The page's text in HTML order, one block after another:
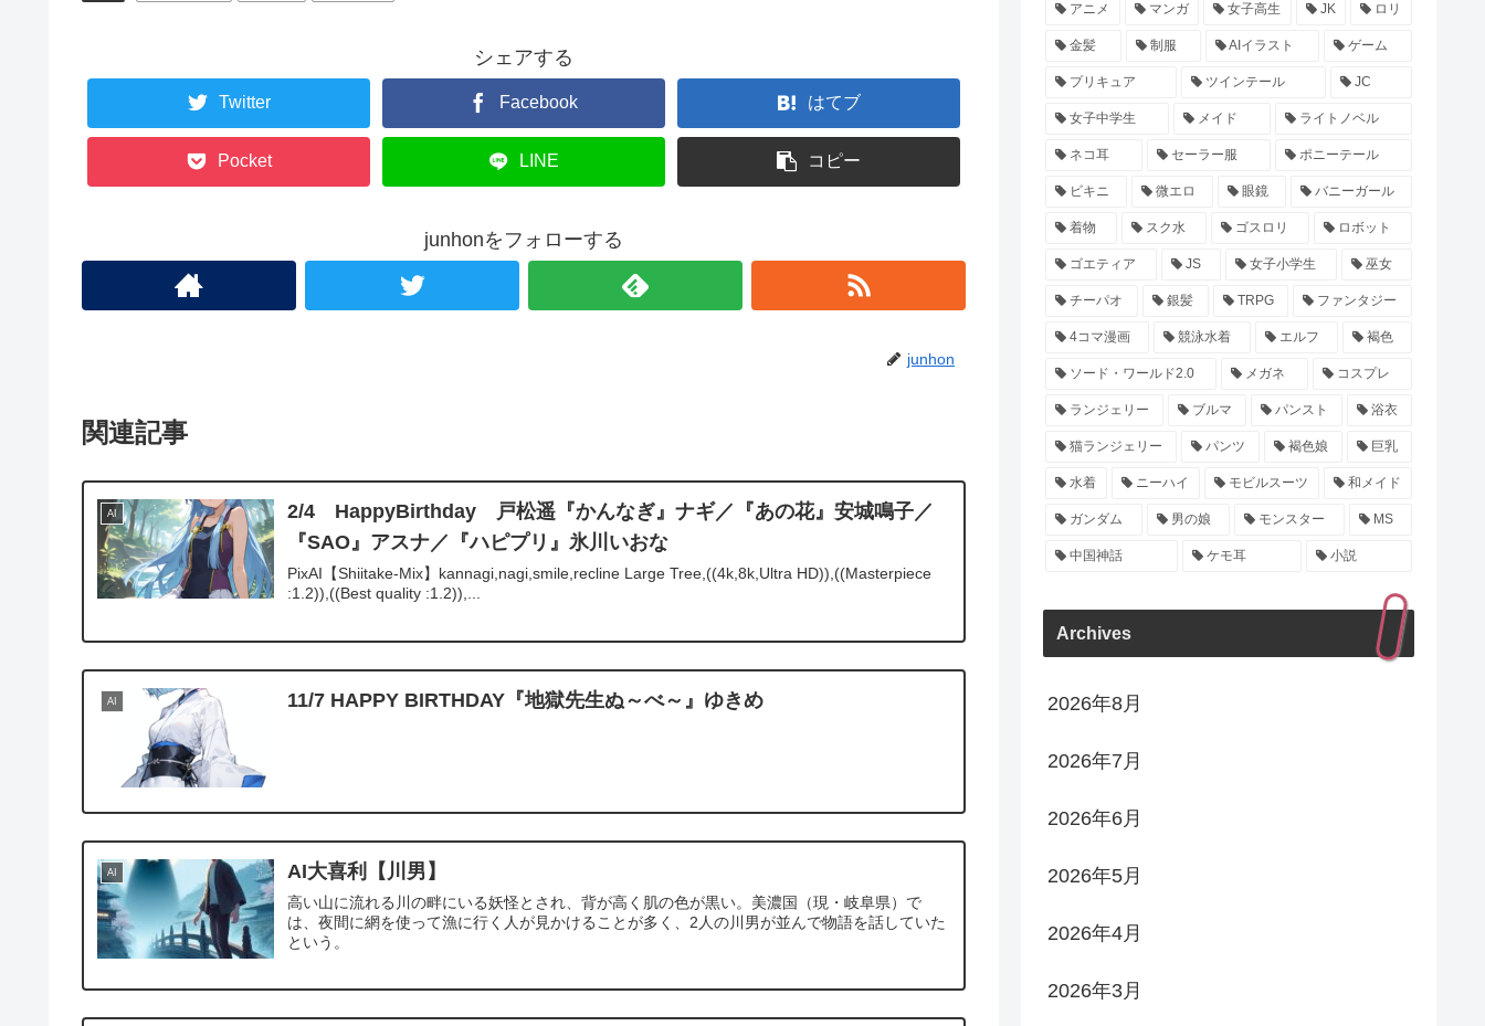
シェアする
Twitter Facebook はてブ
Pocket LINE コピー
junhonをフォローする
junhon
関連記事
AI
2/4 HappyBirthday 戸松遥『かんなぎ』ナギ／『あの花』安城鳴子／
『SAO』アスナ／『ハピプリ』氷川いおな
PixAI【Shiitake-Mix】kannagi,nagi,smile,recline Large Tree,((4k,8k,Ultra HD)),((Masterpiece
:1.2)),((Best quality :1.2)),...
AI 11/7 HAPPY BIRTHDAY『地獄先生ぬ～べ～』ゆきめ
AI AI大喜利【川男】
高い山に流れる川の畔にいる妖怪とされ、背が高く肌の色が黒い。美濃国（現・岐阜県）で
は、夜間に網を使って漁に行く人が見かけることが多く、2人の川男が並んで物語を話していた
という。
アニメ マンガ 女子高生 JK ロリ
金髪 制服 AIイラスト ゲーム
プリキュア ツインテール JC
女子中学生 メイド ライトノベル
ネコ耳 セーラー服 ポニーテール
ビキニ 微エロ 眼鏡 バニーガール
着物 スク水 ゴスロリ ロボット
ゴエティア JS 女子小学生 巫女
チーパオ 銀髪 TRPG ファンタジー
4コマ漫画 競泳水着 エルフ 褐色
ソード・ワールド2.0 メガネ コスプレ
ランジェリー ブルマ パンスト 浴衣
猫ランジェリー パンツ 褐色娘 巨乳
水着 ニーハイ モビルスーツ 和メイド
ガンダム 男の娘 モンスター MS
中国神話 ケモ耳 小説
Archives
2026年8月
2026年7月
2026年6月
2026年5月
2026年4月
2026年3月